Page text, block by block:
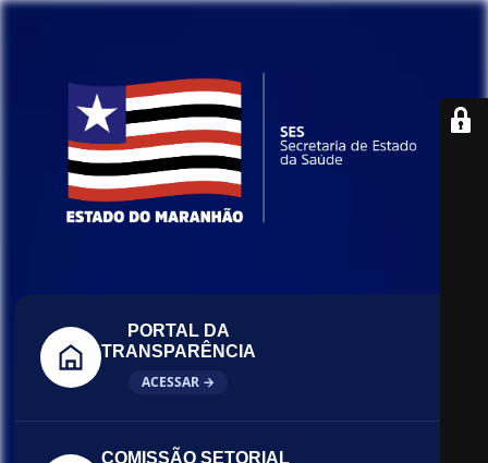
PORTAL DA
TRANSPARÊNCIA
ACESSAR →
COMISSÃO SETORIAL